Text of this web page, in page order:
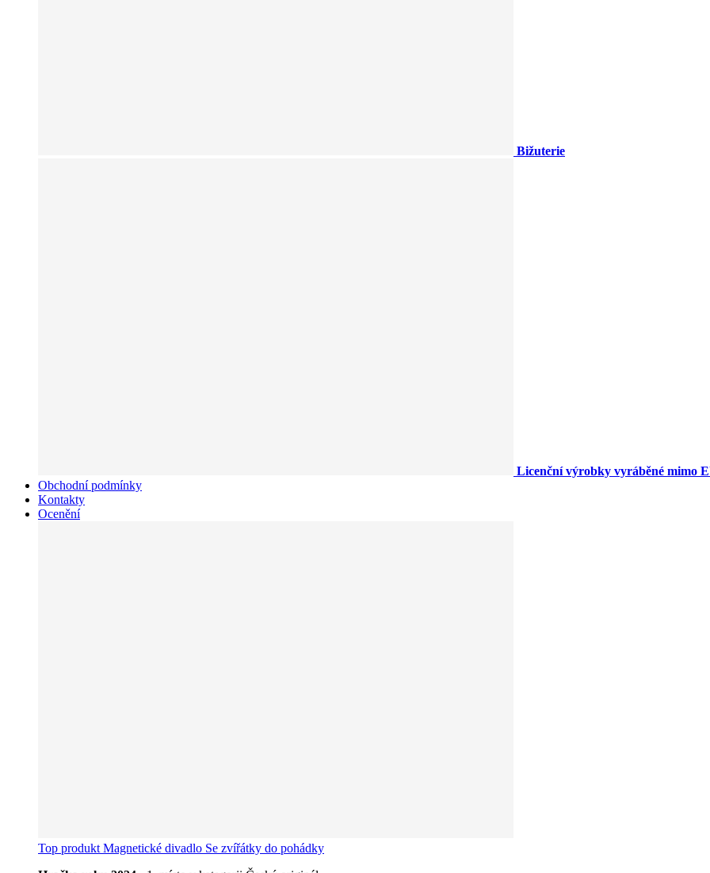
Bižuterie
Licenční výrobky vyráběné mimo
Obchodní podmínky
Kontakty
Ocenění
Top produkt Magnetické divadlo Se zvířátky do pohádky